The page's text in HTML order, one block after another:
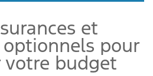
et
pour
votre budget